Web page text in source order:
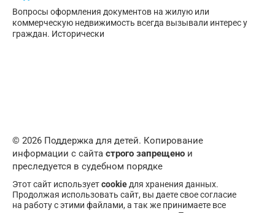
Вопросы оформления документов на жилую или
коммерческую недвижимость всегда вызывали интерес у
граждан. Исторически
© 2026 Поддержка для детей. Копирование
информации с сайта строго запрещено и
преследуется в судебном порядке
Этот сайт используетcookie для хранения данных.
Продолжая использовать сайт, вы даете свое согласие
на работу с этими файлами, а так же принимаете все